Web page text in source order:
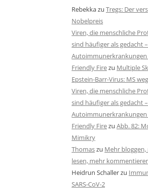
Rebekkazu Tregs: Der
Nobelpreis
Viren, die menschliche
sind häufiger als gedacht
Autoimmunerkrankungen
Friendly Firezu Multiple
Epstein-Barr-Virus: MS
Viren, die menschliche
sind häufiger als gedacht
Autoimmunerkrankungen
Friendly Firezu Abb. 82:
Mimikry
Thomaszu Mehr bloggen,
lesen, mehr
Heidrun Schallerzu
SARS-CoV-2